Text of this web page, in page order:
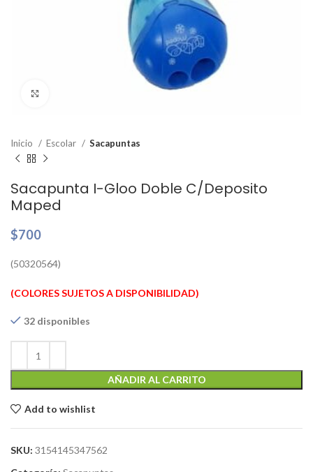
Inicio Escolar Sacapuntas
Sacapunta I-Gloo Doble C/Deposito
Maped
$700
(50320564)
(COLORES SUJETOS A DISPONIBILIDAD)
32 disponibles
AÑADIR AL CARRITO
Add to wishlist
SKU: 3154145347562